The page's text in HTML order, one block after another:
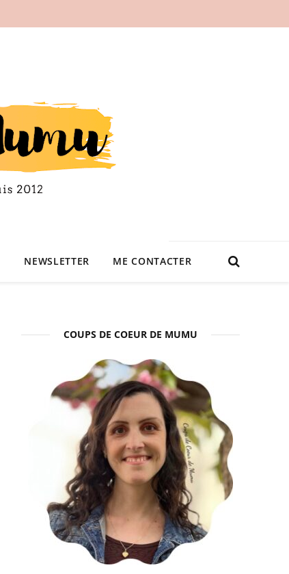
NEWSLETTER ME CONTACTER
COUPS DE COEUR DE MUMU